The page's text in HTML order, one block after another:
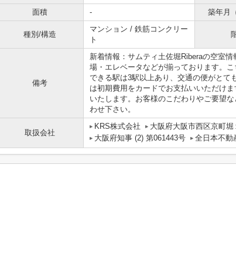
面積
- 築年月
種別/構造
マンション / 鉄筋コンクリー
ト
備考
新着情報：サムティ土佐堀Riberaの空室
場・エレベータなどが揃っております。
できる駅は3駅以上あり、交通の便がとて
は初期費用をカードでお支払いいただけ
いたします。お客様のこだわりやご要望
わせ下さい。
取扱会社
KRS株式会社 大阪府大阪市西区京町
大阪府知事 (2) 第061443号
全日本不動